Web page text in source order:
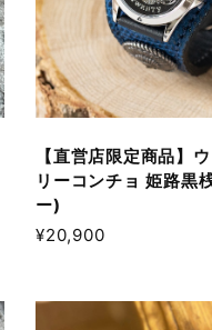
【直営店限定商品】
リーコンチョ 姫路黒
ー)
¥20,900